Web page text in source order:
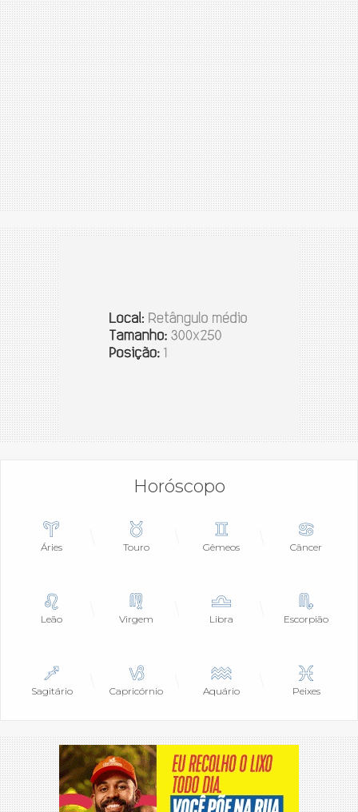
Horóscopo
Áries Touro Gêmeos Câncer
Leão Virgem Libra Escorpião
Sagitário Capricórnio Aquário Peixes